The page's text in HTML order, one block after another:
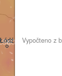
Vypočteno z
Łódź